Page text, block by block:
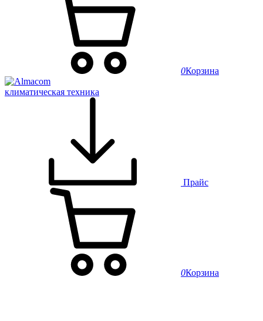
0Корзина
климатическая техника
Прайс
0Корзина